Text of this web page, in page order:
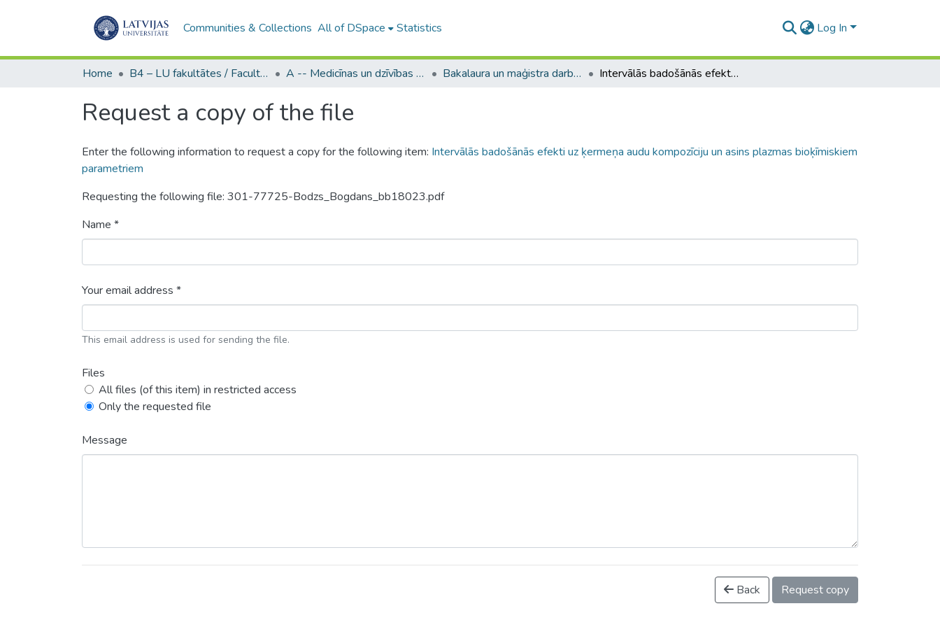
Communities & Collections All of DSpace Statistics Log In
Home B4 – LU fakultātes / Faculties of the UL A -- Medicīnas un dzīvības zinātņu fakultāte / Faculty of Medicine and Life Sciences Bakalaura un maģistra darbi (MDZF) / Bachelor's and Master's theses Intervālās badošānās efekti uz ķermeņa audu kompozīciju un asins plazmas bioķīmiskiem parametriem
Request a copy of the file
Enter the following information to request a copy for the following item: Intervālās badošānās efekti uz ķermeņa audu kompozīciju un asins plazmas bioķīmiskiem
parametriem
Requesting the following file: 301-77725-Bodzs_Bogdans_bb18023.pdf
Name *
Your email address *
This email address is used for sending the file.
Files
All files (of this item) in restricted access
Only the requested file
Message
Back Request copy